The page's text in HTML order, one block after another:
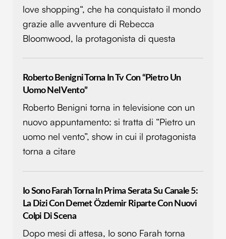
modificare o ritirare il tuo consenso in qualsiasi momento
dalla Dichiarazione sui cookie.
Utilizziamo i cookie per personalizzare contenuti ed
informazioni sul modo in cui utilizzi il nostro sito con i
nostri partner che si occupano di analisi dei dati web,
con altre informazioni che hai fornito loro o che hanno
raccolto dal tuo utilizzo dei loro servizi.
love shopping“, che ha conquistato il mondo
grazie alle avventure di Rebecca
Bloomwood, la protagonista di questa
Roberto Benigni Torna In Tv Con “Pietro Un
Uomo Nel Vento”
Roberto Benigni torna in televisione con un
nuovo appuntamento: si tratta di “Pietro un
uomo nel vento”, show in cui il protagonista
torna a citare
Io Sono Farah Torna In Prima Serata Su Canale 5:
La Dizi Con Demet Özdemir Riparte Con Nuovi
Colpi Di Scena
Dopo mesi di attesa, Io sono Farah torna